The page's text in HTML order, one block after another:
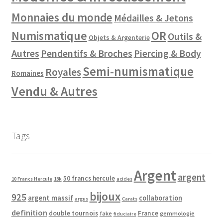
Monnaies du monde Médailles & Jetons
Numismatique Objets & Argenterie OR Outils &
Autres Pendentifs & Broches Piercing & Body
Romaines RoyalesSemi-numismatique
Vendu & Autres
Tags
10 Francs Hercule 18k 50 francs hercule acides Argentargent
925 argent massif argus bijoux Carats collaboration
definition double tournois fake fiduciaire France gemmologie